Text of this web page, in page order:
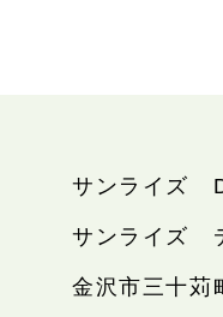
サンライズ
サンライズ
金沢市三十苅